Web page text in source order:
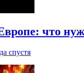
что
спустя